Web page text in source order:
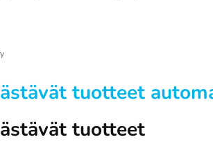
tuotteet
tuotteet